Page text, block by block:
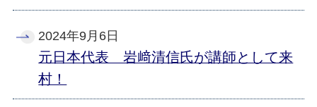
2024年9月6日
元日本代表 岩﨑清信氏が講師として来
村！